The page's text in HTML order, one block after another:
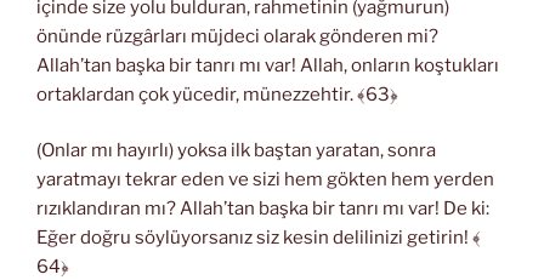
içinde size yolu bulduran, rahmetinin (yağmurun)
önünde rüzgârları müjdeci olarak gönderen mi?
Allah’tan başka bir tanrı mı var! Allah, onların koştukları
ortaklardan çok yücedir, münezzehtir. ﴾63﴿
(Onlar mı hayırlı) yoksa ilk baştan yaratan, sonra
yaratmayı tekrar eden ve sizi hem gökten hem yerden
rızıklandıran mı? Allah’tan başka bir tanrı mı var! De ki:
Eğer doğru söylüyorsanız siz kesin delilinizi getirin! ﴾
64﴿